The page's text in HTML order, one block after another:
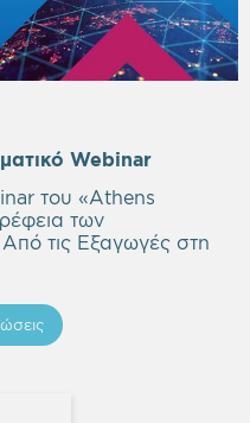
Webinar
του «Athens
των
Από τις Εξαγωγές στη